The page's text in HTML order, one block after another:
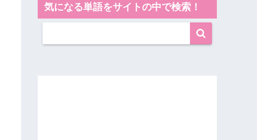
気になる単語をサイトの中で検索！